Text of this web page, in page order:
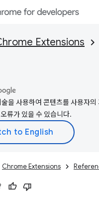
Extensions
을 사용하여 콘텐츠를 사용자의
류가 있을 수 있습니다.
Chrome Extensions